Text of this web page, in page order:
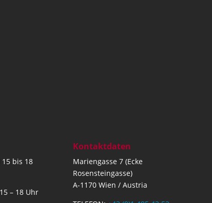
bis 18
– 18 Uhr
Kontaktdaten
Mariengasse 7 (Ecke
Rosensteingasse)
A-1170 Wien / Austria